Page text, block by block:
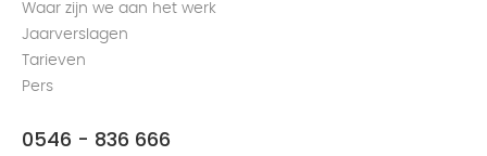
Waar zijn we aan het werk
Jaarverslagen
Tarieven
Pers
0546 - 836 666